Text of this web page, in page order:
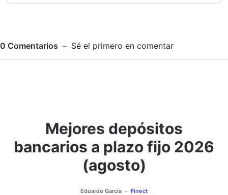
0 Comentarios Sé el primero en comentar
Adjuntar imagen
Mejores depósitos
bancarios a plazo fijo 2026
(agosto)
Eduardo García
Finect